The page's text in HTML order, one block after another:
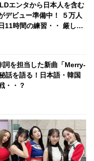
エンタから日本人を含む
デビュー準備中！ ５万人
11時間の練習・・ 厳しい
詞を担当した新曲「Merry-
話を語る！日本語・韓国
・・？